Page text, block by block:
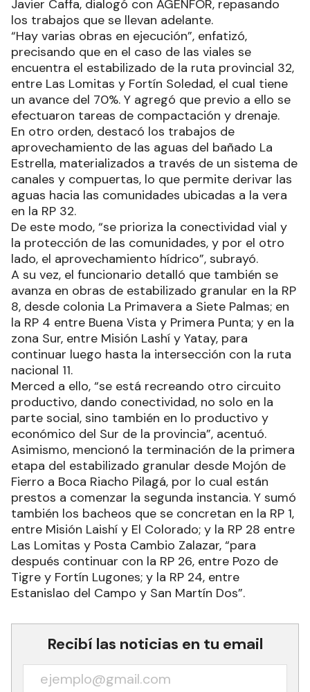
Javier Caffa, dialogó con AGENFOR, repasando
los trabajos que se llevan adelante.
“Hay varias obras en ejecución”, enfatizó,
precisando que en el caso de las viales se
encuentra el estabilizado de la ruta provincial 32,
entre Las Lomitas y Fortín Soledad, el cual tiene
un avance del 70%. Y agregó que previo a ello se
efectuaron tareas de compactación y drenaje.
En otro orden, destacó los trabajos de
aprovechamiento de las aguas del bañado La
Estrella, materializados a través de un sistema de
canales y compuertas, lo que permite derivar las
aguas hacia las comunidades ubicadas a la vera
en la RP 32.
De este modo, “se prioriza la conectividad vial y
la protección de las comunidades, y por el otro
lado, el aprovechamiento hídrico”, subrayó.
A su vez, el funcionario detalló que también se
avanza en obras de estabilizado granular en la RP
8, desde colonia La Primavera a Siete Palmas; en
la RP 4 entre Buena Vista y Primera Punta; y en la
zona Sur, entre Misión Lashí y Yatay, para
continuar luego hasta la intersección con la ruta
nacional 11.
Merced a ello, “se está recreando otro circuito
productivo, dando conectividad, no solo en la
parte social, sino también en lo productivo y
económico del Sur de la provincia”, acentuó.
Asimismo, mencionó la terminación de la primera
etapa del estabilizado granular desde Mojón de
Fierro a Boca Riacho Pilagá, por lo cual están
prestos a comenzar la segunda instancia. Y sumó
también los bacheos que se concretan en la RP 1,
entre Misión Laishí y El Colorado; y la RP 28 entre
Las Lomitas y Posta Cambio Zalazar, “para
después continuar con la RP 26, entre Pozo de
Tigre y Fortín Lugones; y la RP 24, entre
Estanislao del Campo y San Martín Dos”.
Recibí las noticias en tu email